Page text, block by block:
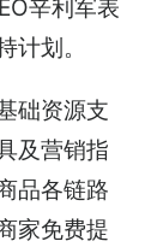
辛利军表
划。
础资源支
及营销指
品各链路
家免费提